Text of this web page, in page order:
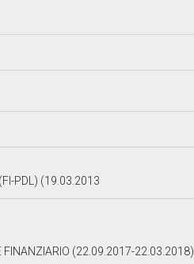
PDL) (19.03.2013
FINANZIARIO (22.09.2017-22.03.2018)